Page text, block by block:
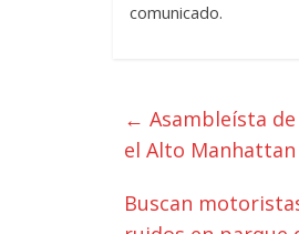
comunicado.
← Asambleísta
el Alto
Buscan